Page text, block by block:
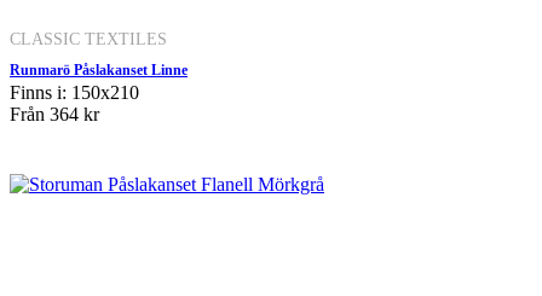
CLASSIC TEXTILES
Runmarö Påslakanset Linne
Finns i: 150x210
Från 364 kr